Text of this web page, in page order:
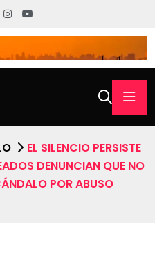
EL SILENCIO PERSISTE
DENUNCIAN QUE NO
POR ABUSO